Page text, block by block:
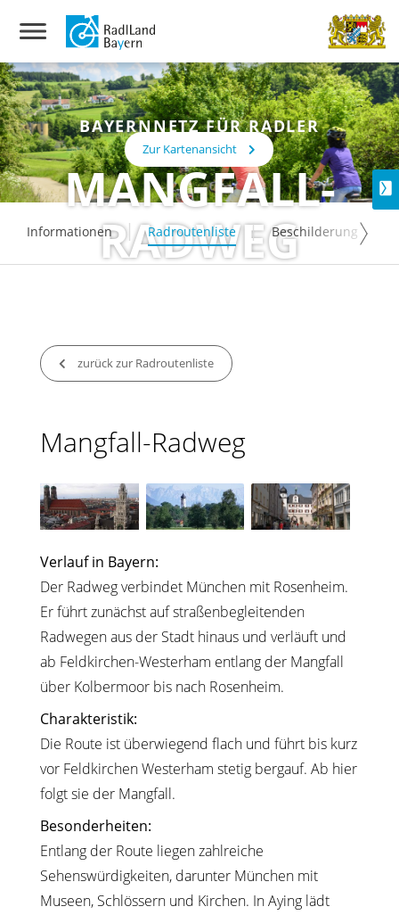
BAYERNNETZ FÜR RADLER
MANGFALL-
RADWEG
Zur Kartenansicht
Informationen Radroutenliste Beschilderung
zurück zur Radroutenliste
Mangfall-Radweg
Verlauf in Bayern:
Der Radweg verbindet München mit Rosenheim.
Er führt zunächst auf straßenbegleitenden
Radwegen aus der Stadt hinaus und verläuft und
ab Feldkirchen-Westerham entlang der Mangfall
über Kolbermoor bis nach Rosenheim.
Charakteristik:
Die Route ist überwiegend flach und führt bis kurz
vor Feldkirchen Westerham stetig bergauf. Ab hier
folgt sie der Mangfall.
Besonderheiten:
Entlang der Route liegen zahlreiche
Sehenswürdigkeiten, darunter München mit
Museen, Schlössern und Kirchen. In Aying lädt